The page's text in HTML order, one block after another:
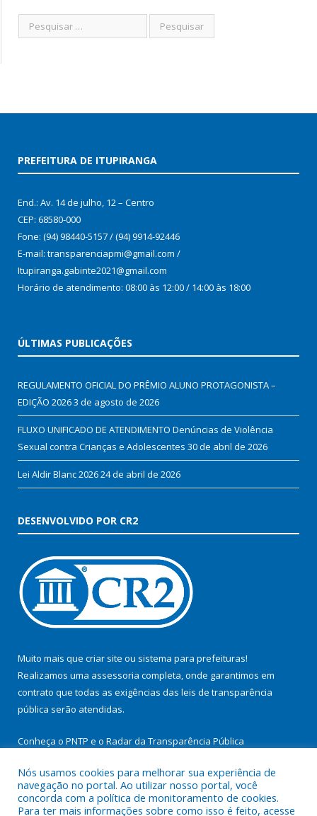
PREFEITURA DE ITUPIRANGA
End.: Av. 14 de julho, 12 – Centro
CEP: 68580-000
Fone: (94) 98440-5157 / (94) 9914-92446
E-mail: transparenciapmi@gmail.com /
Itupiranga.gabinte2021@gmail.com
Horário de atendimento: 08:00 às 12:00 / 14:00 às 18:00
ÚLTIMAS PUBLICAÇÕES
REGULAMENTO OFICIAL DO PRÊMIO ALUNO PROTAGONISTA –
EDIÇÃO 20263 de agosto de 2026
FLUXO UNIFICADO DE ATENDIMENTO Denúncias de Violência
Sexual contra Crianças e Adolescentes 30 de abril de 2026
Lei Aldir Blanc 202624 de abril de 2026
DESENVOLVIDO POR CR2
Muito mais que criar site ou sistema para prefeituras!
Realizamos uma assessoria completa, onde garantimos em
contrato que todas as exigências das leis de transparência
pública serão atendidas.
Conheça o PNTP e o Radar da Transparência Pública
Nós usamos cookies para melhorar sua experiência de
navegação no portal. Ao utilizar nosso portal, você
concorda com a política de monitoramento de cookies.
Para ter mais informações sobre como isso é feito, acesse